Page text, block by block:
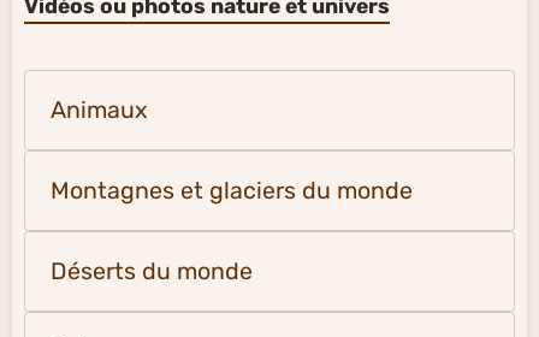
Vidéos ou photos nature et univers
Animaux
Montagnes et glaciers du monde
Déserts du monde